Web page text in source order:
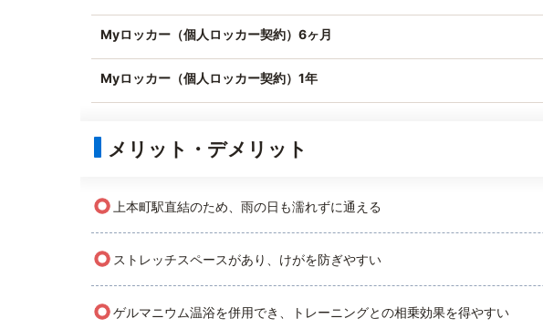
Myロッカー（個人ロッカー契約）6ヶ月
Myロッカー（個人ロッカー契約）1年
メリット・デメリット
○ 上本町駅直結のため、雨の日も濡れずに通える
○ ストレッチスペースがあり、けがを防ぎやすい
○ゲルマニウム温浴を併用でき、トレーニングとの相乗効果を得やすい